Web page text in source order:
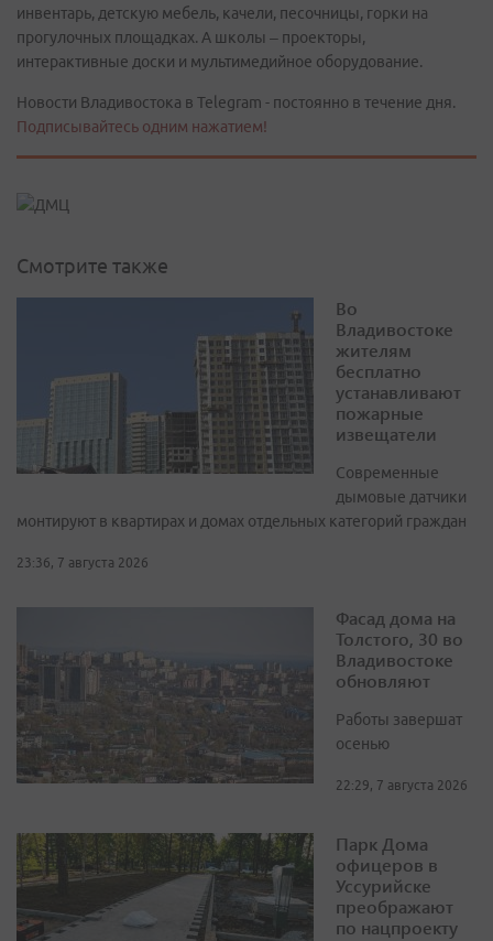
инвентарь, детскую мебель, качели, песочницы, горки на
прогулочных площадках. А школы – проекторы,
интерактивные доски и мультимедийное оборудование.
Новости Владивостока в Telegram - постоянно в течение дня.
Подписывайтесь одним нажатием!
Смотрите также
Во
Владивостоке
жителям
бесплатно
устанавливают
пожарные
извещатели
Современные
дымовые датчики
монтируют в квартирах и домах отдельных категорий граждан
23:36, 7 августа 2026
Фасад дома на
Толстого, 30 во
Владивостоке
обновляют
Работы завершат
осенью
22:29, 7 августа 2026
Парк Дома
офицеров в
Уссурийске
преображают
по нацпроекту